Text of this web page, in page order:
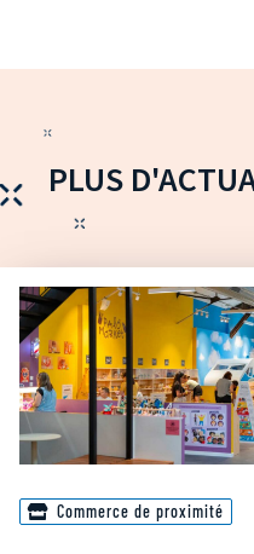
PLUS
Commerce de proximité